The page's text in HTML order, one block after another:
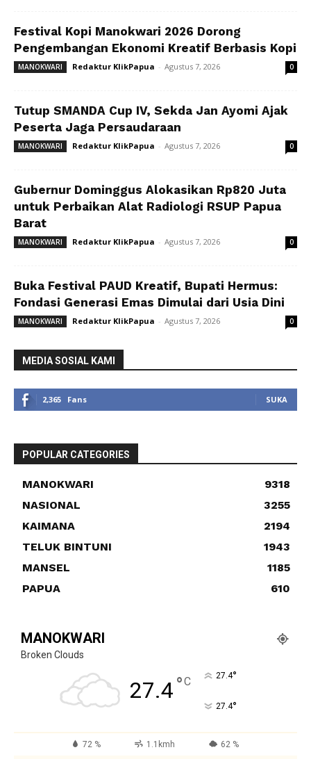
Festival Kopi Manokwari 2026 Dorong
Pengembangan Ekonomi Kreatif Berbasis Kopi
MANOKWARI Redaktur KlikPapua - Agustus 7, 2026 0
Tutup SMANDA Cup IV, Sekda Jan Ayomi Ajak
Peserta Jaga Persaudaraan
MANOKWARI Redaktur KlikPapua - Agustus 7, 2026 0
Gubernur Dominggus Alokasikan Rp820 Juta
untuk Perbaikan Alat Radiologi RSUP Papua
Barat
MANOKWARI Redaktur KlikPapua - Agustus 7, 2026 0
Buka Festival PAUD Kreatif, Bupati Hermus:
Fondasi Generasi Emas Dimulai dari Usia Dini
MANOKWARI Redaktur KlikPapua - Agustus 7, 2026 0
MEDIA SOSIAL KAMI
2,365 Fans SUKA
POPULAR CATEGORIES
MANOKWARI
9318
NASIONAL
3255
KAIMANA
2194
TELUK BINTUNI
1943
MANSEL
1185
PAPUA
610
MANOKWARI
Broken Clouds
27.4°C 27.4°
27.4°
72 % 1.1kmh 62 %